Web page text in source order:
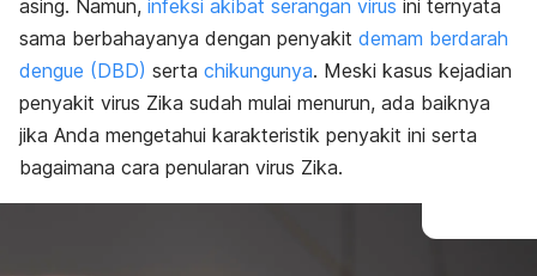
asing. Namun, infeksi akibat serangan virus ini ternyata
sama berbahayanya dengan penyakit demam berdarah
dengue (DBD) serta chikungunya. Meski kasus kejadian
penyakit virus Zika sudah mulai menurun, ada baiknya
jika Anda mengetahui karakteristik penyakit ini serta
bagaimana cara penularan virus Zika.